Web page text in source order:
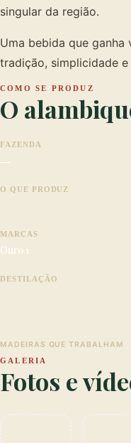
singular da região.
Uma bebida que
tradição, simplicidade
COMO SE PRODUZ
O
FAZENDA
—
O QUE PRODUZ
MARCAS
Ouro 1
DESTILAÇÃO
MADEIRAS QUE TRABALHAM
GALERIA
Fotos e